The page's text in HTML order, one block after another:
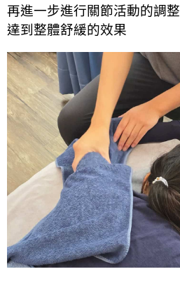
再進一步進行關節活動的調整
達到整體舒緩的效果